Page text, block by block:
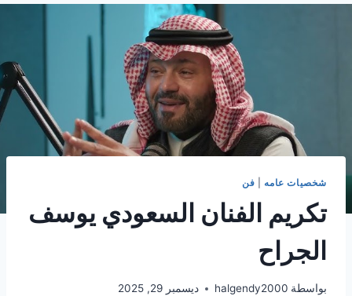
شخصيات عامه فن
تكريم الفنان السعودي يوسف
الجراح
بواسطة halgendy2000 ديسمبر 29, 2025